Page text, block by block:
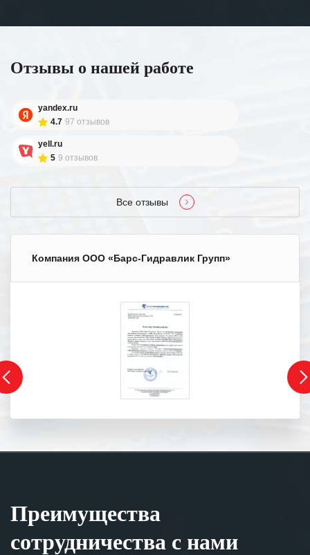
Отзывы о нашей работе
yandex.ru
4.7 97 отзывов
yell.ru
5 9 отзывов
Все отзывы
Компания ООО «Барс-Гидравлик Групп»
Преимущества
сотрудничества с нами